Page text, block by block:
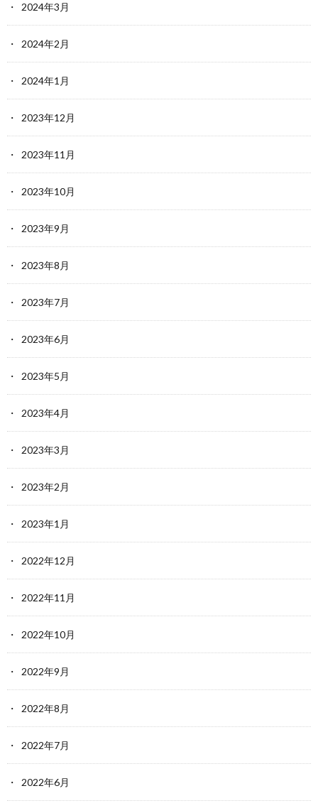
2024年3月
2024年2月
2024年1月
2023年12月
2023年11月
2023年10月
2023年9月
2023年8月
2023年7月
2023年6月
2023年5月
2023年4月
2023年3月
2023年2月
2023年1月
2022年12月
2022年11月
2022年10月
2022年9月
2022年8月
2022年7月
2022年6月